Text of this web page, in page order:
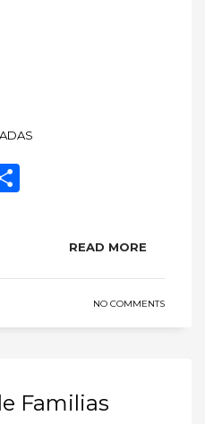
READ MORE
NO COMMENTS
Familias